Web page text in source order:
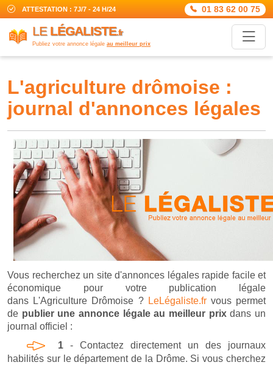
ATTESTATION : 7J/7 - 24 H/24 01 83 62 00 75
LE LÉGALISTE.fr
Publiez votre annonce légale au meilleur prix
l'agriculture drômoise :
journal d'annonces légales
Vous recherchez un site d'annonces légales rapide facile et
économique pour votre publication légale
dans L'Agriculture Drômoise ? LeLégaliste.frvous permet
de publier une annonce légale au meilleur prixdans un
journal officiel :
1 - Contactez directement un des journaux
habilités sur le département de la Drôme. Si vous cherchez